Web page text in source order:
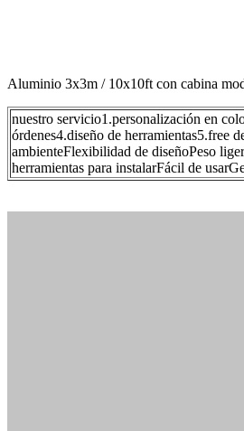
Aluminio 3x3m / 10x10ft con cabina
nuestro servicio1.personalización en
órdenes4.diseño de herramientas5.free
ambienteFlexibilidad de diseñoPeso
herramientas para instalarFácil de